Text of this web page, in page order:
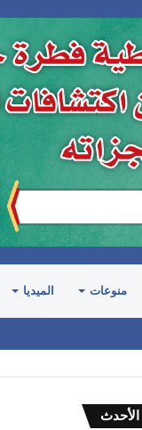
منوعات الميديا
الأحدث